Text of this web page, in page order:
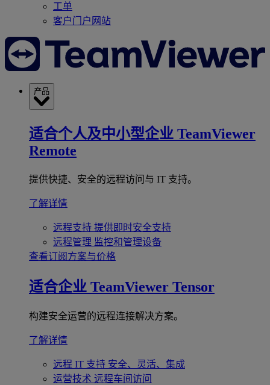
工单
客户门户网站
产品
适合个人及中小型企业 TeamViewer
Remote
提供快捷、安全的远程访问与 IT 支持。
了解详情
远程支持 提供即时安全支持
远程管理 监控和管理设备
查看订阅方案与价格
适合企业 TeamViewer Tensor
构建安全运营的远程连接解决方案。
了解详情
远程 IT 支持 安全、灵活、集成
运营技术 远程车间访问